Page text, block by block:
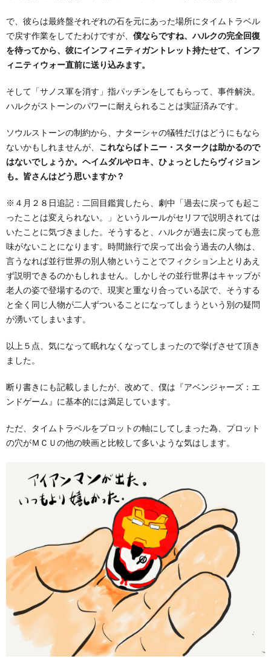
で、彼らは最終盤それぞれの石を元にあった場所にタイムトラベル
で戻す作業をしてたわけですが、 僕ならですね、ハルクの完全回復
を待ってから、彼にインフィニティガントレット持たせて、インフ
ィニティウォー直前に送り込みます。
そして「サノス軍を消す」指パッチンをしてもらって、事件解決。
ハルクがストーンのパワーに耐えられることは実証済みです。
ソウルストーンの制約から、ナターシャの犠牲だけはどうにもなら
ないかもしれませんが、 これならばトニー・スタークは助かるので
はないでしょうか。ヘイムダルやロキ、ひょっとしたらヴィジョン
も。皆さんはどう思いますか？
※４月２８日追記：二回目鑑賞したら、劇中「過去に戻っても起こ
ったことは変えられない。」というルールがセリフで説明されては
いたことに気づきました。そうすると、ハルクが過去に戻っても意
味がないことになります。時間旅行で戻って出会う過去の人物は、
言うなれば並行世界の別人物ということでフィクション上とりあえ
ず説明できるのかもしれません。しかしその並行世界はキャップが
老人の姿で登場するので、現実と重なり合っている訳で、そうする
と全く同じ人物が二人ずついることになってしまうという別の疑問
が湧いてしまいます。
以上５点、気になって眠れなくなってしまったので挙げさせて頂き
ました。
断り書きにも記載しましたが、改めて、僕は『アベンジャーズ：エ
ンドゲーム』に基本的には満足しています。
ただ、タイムトラベルをプロットの軸にしてしまった為、プロット
の穴がＭＣＵの他の映画と比較して多いような気はします。